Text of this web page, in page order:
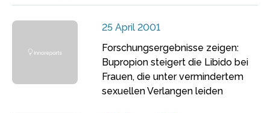
25 April 2001
Forschungsergebnisse zeigen:
Bupropion steigert die Libido bei
Frauen, die unter vermindertem
sexuellen Verlangen leiden